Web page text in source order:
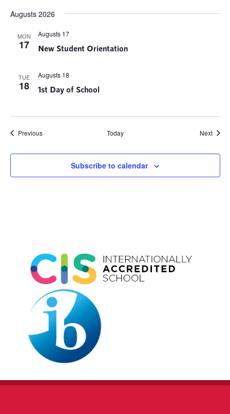
Augusts 2026
MON
17 New Student Orientation
Augusts 17
TUE
18 1st Day of School
Augusts 18
PreviousNotikumi Today Next
Subscribe to calendar